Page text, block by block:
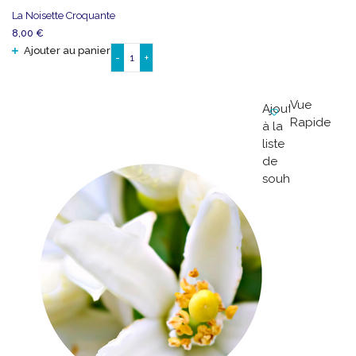
La Noisette Croquante
8,00 €
Ajouter au panier
-
quantité
+
Ajouter
à la
liste
de
souhaits
Vue
Rapide